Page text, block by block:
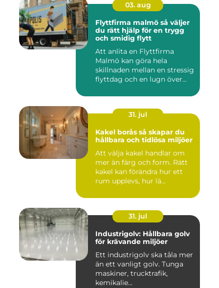
03. aug
Flyttfirma malmö så väljer
du rätt hjälp för en trygg
och smidig flytt
Att anlita en Flyttfirma
Malmö kan göra hela
skillnaden mellan en stressig
flyttdag och en lugn över...
31. jul
Kakel borås så skapar du
hållbara och tidlösa miljöer
Att välja kakel handlar om
mer än färg och form. Rätt
kakel kan förändra hur ett
rum upplevs, hur lä...
31. jul
Industrigolv: Hållbara golv
för krävande miljöer
Ett industrigolv ska tåla mer
än ett vanligt golv. Tunga
maskiner, trucktrafik,
kemikalie...